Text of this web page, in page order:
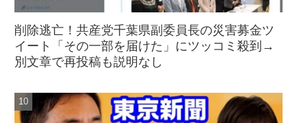
削除逃亡！共産党千葉県副委員長の災害募金ツ
イート「その一部を届けた」にツッコミ殺到→
別文章で再投稿も説明なし